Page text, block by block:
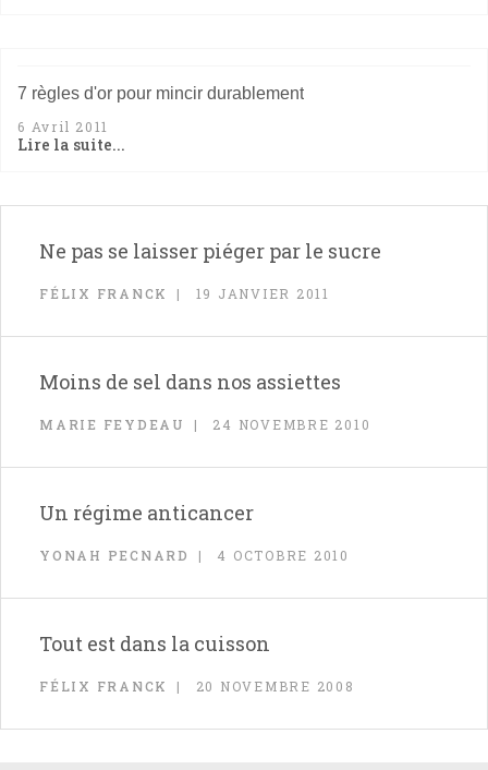
7 règles d'or pour mincir durablement
6 Avril 2011
Lire la suite...
Ne pas se laisser piéger par le sucre
FÉLIX FRANCK 19 JANVIER 2011
Moins de sel dans nos assiettes
MARIE FEYDEAU 24 NOVEMBRE 2010
Un régime anticancer
YONAH PECNARD 4 OCTOBRE 2010
Tout est dans la cuisson
FÉLIX FRANCK 20 NOVEMBRE 2008